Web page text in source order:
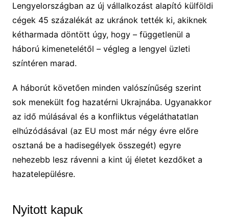
Lengyelországban az új vállalkozást alapító külföldi
cégek 45 százalékát az ukránok tették ki, akiknek
kétharmada döntött úgy, hogy – függetlenül a
háború kimenetelétől – végleg a lengyel üzleti
színtéren marad.
A háborút követően minden valószínűség szerint
sok menekült fog hazatérni Ukrajnába. Ugyanakkor
az idő múlásával és a konfliktus végeláthatatlan
elhúzódásával (az EU most már négy évre előre
osztaná be a hadisegélyek összegét) egyre
nehezebb lesz rávenni a kint új életet kezdőket a
hazatelepülésre.
Nyitott kapuk